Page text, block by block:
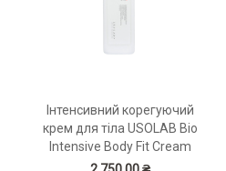
Інтенсивний корегуючий
крем для тіла USOLAB Bio
Intensive Body Fit Cream
500 мл